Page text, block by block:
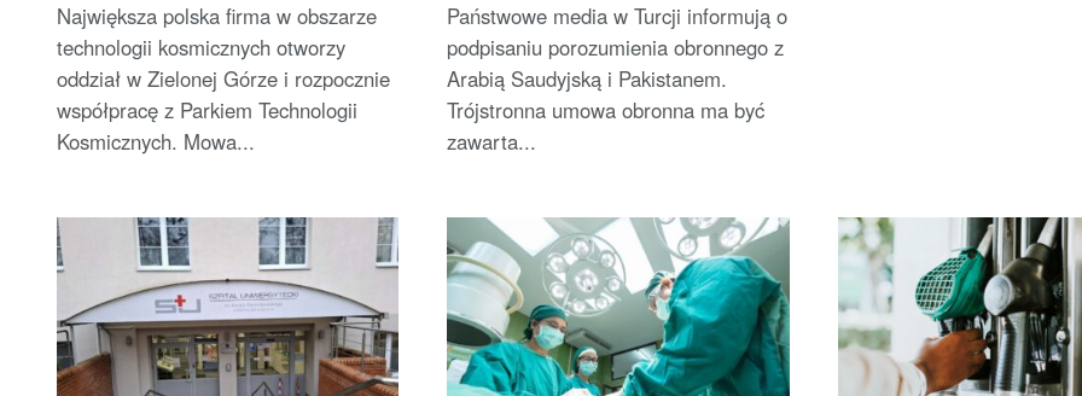
Największa polska firma w obszarze
technologii kosmicznych otworzy
oddział w Zielonej Górze i rozpocznie
współpracę z Parkiem Technologii
Kosmicznych. Mowa...
Państwowe media w Turcji informują o
podpisaniu porozumienia obronnego z
Arabią Saudyjską i Pakistanem.
Trójstronna umowa obronna ma być
zawarta...